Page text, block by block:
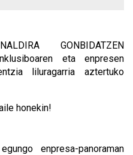
GONBIDATZEN
eta enpresen
liluragarria aztertuko
honekin!
enpresa-panoraman